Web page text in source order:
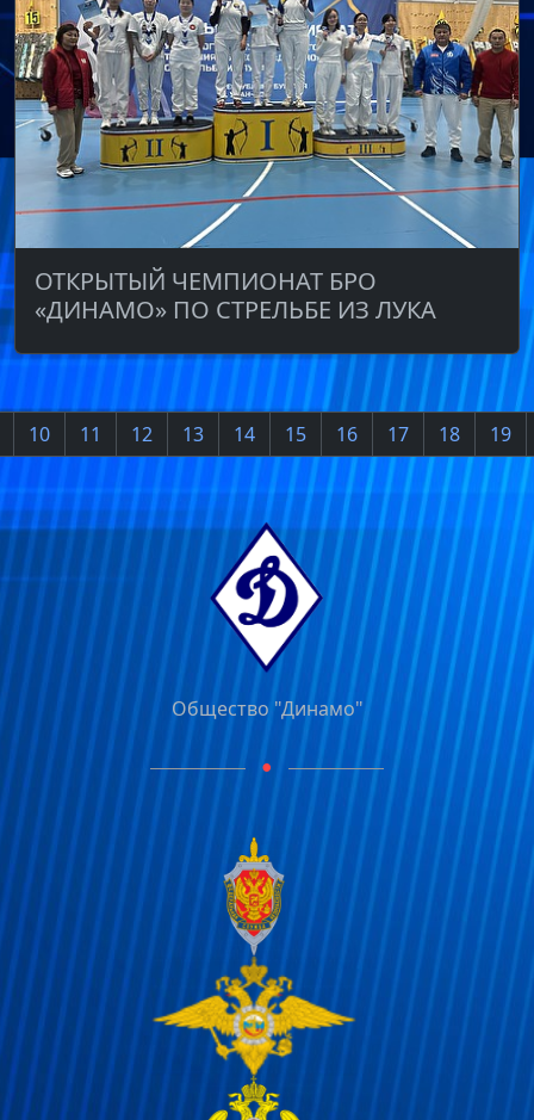
ОТКРЫТЫЙ ЧЕМПИОНАТ БРО
«ДИНАМО» ПО СТРЕЛЬБЕ ИЗ ЛУКА
10 11 12 13 14 15 16 17 18 19
Общество "Динамо"